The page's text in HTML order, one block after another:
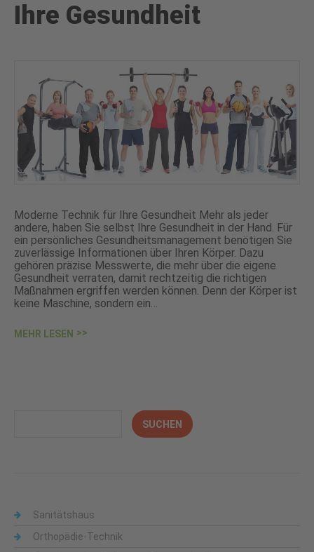
Ihre Gesundheit
Moderne Technik für Ihre Gesundheit Mehr als jeder
andere, haben Sie selbst Ihre Gesundheit in der Hand. Für
ein persönliches Gesundheitsmanagement benötigen Sie
zuverlässige Informationen über Ihren Körper. Dazu
gehören präzise Messwerte, die mehr über die eigene
Gesundheit verraten, damit rechtzeitig die richtigen
Maßnahmen ergriffen werden können. Denn der Körper ist
keine Maschine, sondern ein…
MEHR LESEN
Sanitätshaus
Orthopädie-Technik